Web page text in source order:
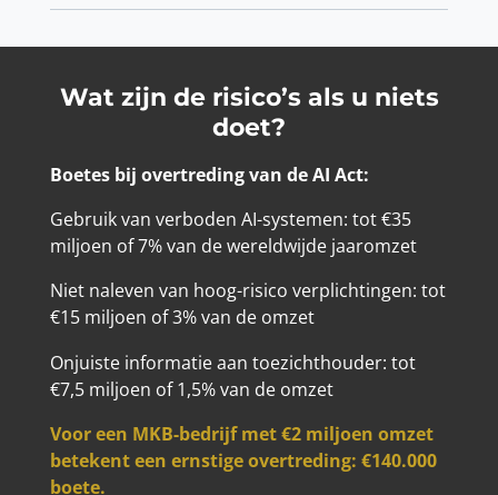
Wat zijn de risico’s als u niets
doet?
Boetes bij overtreding van de AI Act:
Gebruik van verboden AI-systemen: tot €35
miljoen of 7% van de wereldwijde jaaromzet
Niet naleven van hoog-risico verplichtingen: tot
€15 miljoen of 3% van de omzet
Onjuiste informatie aan toezichthouder: tot
€7,5 miljoen of 1,5% van de omzet
Voor een MKB-bedrijf met €2 miljoen omzet
betekent een ernstige overtreding: €140.000
boete.